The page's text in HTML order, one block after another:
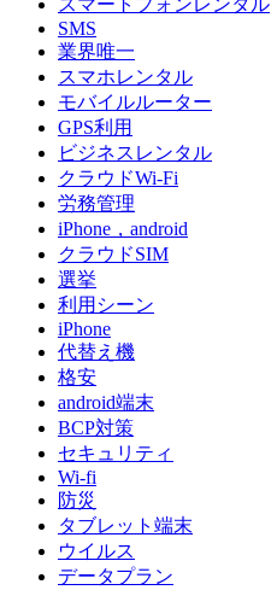
スマートフォンレンタル
SMS
業界唯一
スマホレンタル
モバイルルーター
GPS利用
ビジネスレンタル
クラウドWi-Fi
労務管理
iPhone，android
クラウドSIM
選挙
利用シーン
iPhone
代替え機
格安
android端末
BCP対策
セキュリティ
Wi-fi
防災
タブレット端末
ウイルス
データプラン